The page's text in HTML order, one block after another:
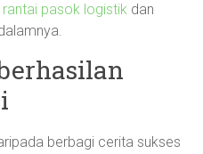
rantai pasok logistik dan
berbagi cerita sukses